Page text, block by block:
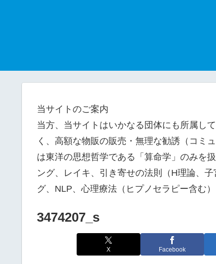
当サイトのご案内
当方、当サイトはいかなる団体にも所属し
く、高額な物販の販売・無理な勧誘（コミ
は東洋の思想哲学である「算命学」のみを
ング、レイキ、引き寄せの法則（H理論、
グ、NLP、心理療法（ヒプノセラピー含む
3474207_s
X Facebook